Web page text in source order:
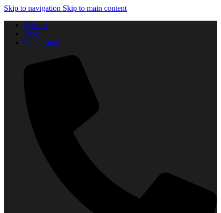
Skip to navigation Skip to main content
Contact
Blog
Producători